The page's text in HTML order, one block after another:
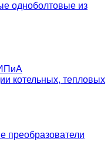
одноболтовые из
котельных, тепловых
преобразователи